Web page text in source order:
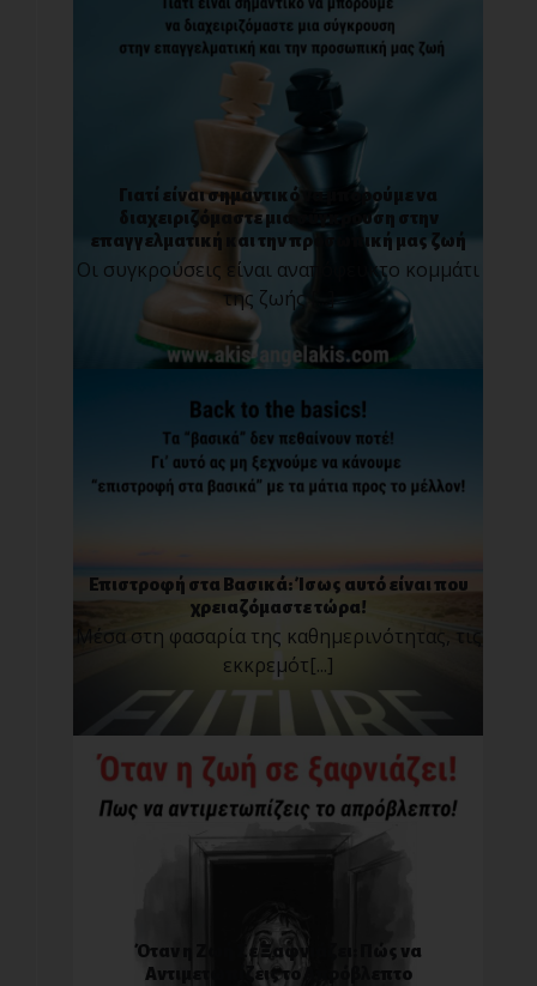
Γιατί είναι σημαντικό να μπορούμε να
διαχειριζόμαστε μια σύγκρουση στην
επαγγελματική και την προσωπική μας ζωή
Οι συγκρούσεις είναι αναπόφευκτο κομμάτι
της ζωής [...]
Επιστροφή στα Βασικά: Ίσως αυτό είναι που
χρειαζόμαστε τώρα!
Μέσα στη φασαρία της καθημερινότητας, τις
εκκρεμότ[...]
Όταν η Ζωή Σε Ξαφνιάζει: Πώς να
Αντιμετωπίζεις το Απρόβλεπτο